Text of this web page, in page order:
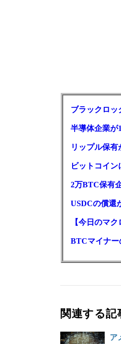
ブラックロッ
半導体企業が
リップル保
ビットコイ
2万BTC保有
USDCの償還
【今日のマ
BTCマイナー
関連する記
ア